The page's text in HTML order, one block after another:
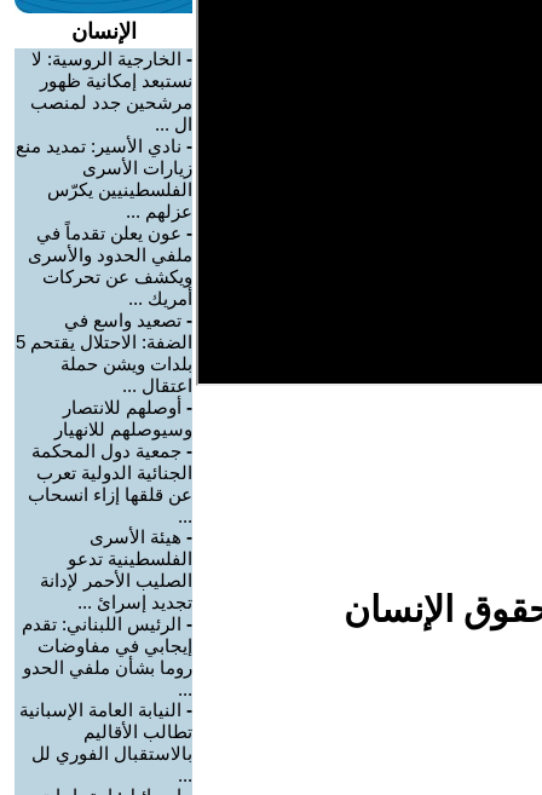
الإنسان
الإنسان
- الخارجية الروسية: لا
نستبعد إمكانية ظهور
مرشحين جدد لمنصب
ال ...
- نادي الأسير: تمديد منع
زيارات الأسرى
الفلسطينيين يكرّس
عزلهم ...
- عون يعلن تقدماً في
ملفي الحدود والأسرى
ويكشف عن تحركات
أمريك ...
- تصعيد واسع في
الضفة: الاحتلال يقتحم 5
بلدات ويشن حملة
اعتقال ...
- أوصلهم للانتصار
وسيوصلهم للانهيار
- جمعية دول المحكمة
الجنائية الدولية تعرب
عن قلقها إزاء انسحاب
...
- هيئة الأسرى
الفلسطينية تدعو
الصليب الأحمر لإدانة
تجديد إسرائ ...
- الرئيس اللبناني: تقدم
إيجابي في مفاوضات
روما بشأن ملفي الحدو
...
- النيابة العامة الإسبانية
تطالب الأقاليم
بالاستقبال الفوري لل
...